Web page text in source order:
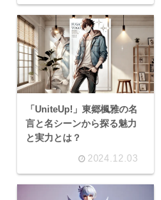
「UniteUp!」東郷楓雅の名
言と名シーンから探る魅力
と実力とは？
2024.12.03